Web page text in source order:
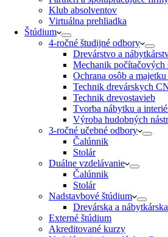
Klub absolventov
Virtuálna prehliadka
Štúdium
4-ročné študijné odbory
Drevárstvo a
Mechanik počítačových
Ochrana osôb a
Technik drevárskych
Technik drevostavieb
Tvorba nábytku a
Výroba hudobných
3-ročné učebné odbory
Čalúnnik
Stolár
Duálne vzdelávanie
Čalúnnik
Stolár
Nadstavbové štúdium
Drevárska a
Externé štúdium
Akreditované kurzy​